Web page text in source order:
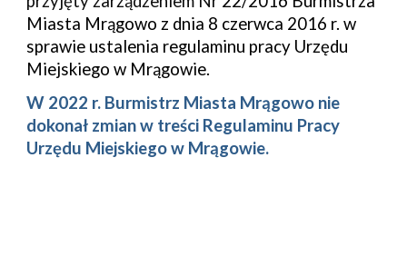
Miasta Mrągowo z dnia 8 czerwca 2016 r. w
sprawie ustalenia regulaminu pracy Urzędu
Miejskiego w Mrągowie.
W 2022 r. Burmistrz Miasta Mrągowo nie
dokonał zmian w treści Regulaminu Pracy
Urzędu Miejskiego w Mrągowie.